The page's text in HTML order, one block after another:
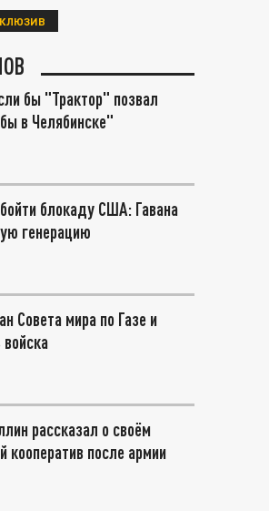
бы "Трактор" позвал
в Челябинске"
блокаду США: Гавана
генерацию
Совета мира по Газе и
рассказал о своём
кооператив после армии